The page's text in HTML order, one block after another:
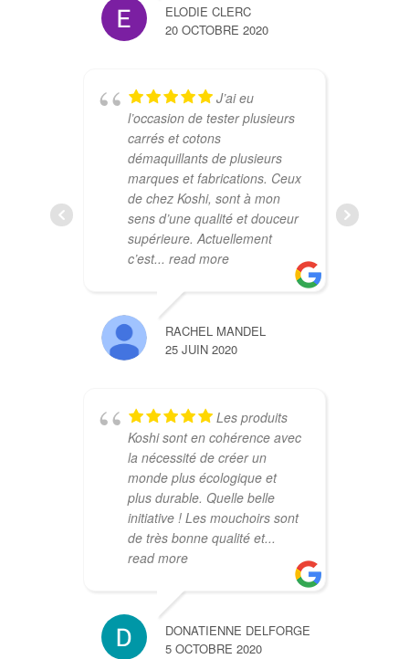
ELODIE CLERC
20 OCTOBRE 2020
J’ai eu
l’occasion de tester plusieurs
carrés et cotons
démaquillants de plusieurs
marques et fabrications. Ceux
de chez Koshi, sont à mon
sens d’une qualité et douceur
supérieure. Actuellement
c’est... read more
RACHEL MANDEL
25 JUIN 2020
Les produits
Koshi sont en cohérence avec
la nécessité de créer un
monde plus écologique et
plus durable. Quelle belle
initiative ! Les mouchoirs sont
de très bonne qualité et...
read more
DONATIENNE DELFORGE
5 OCTOBRE 2020